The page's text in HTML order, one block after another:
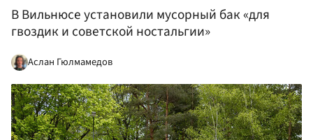
В Вильнюсе установили мусорный бак «для
гвоздик и советской ностальгии»
Аслан Гюлмамедов